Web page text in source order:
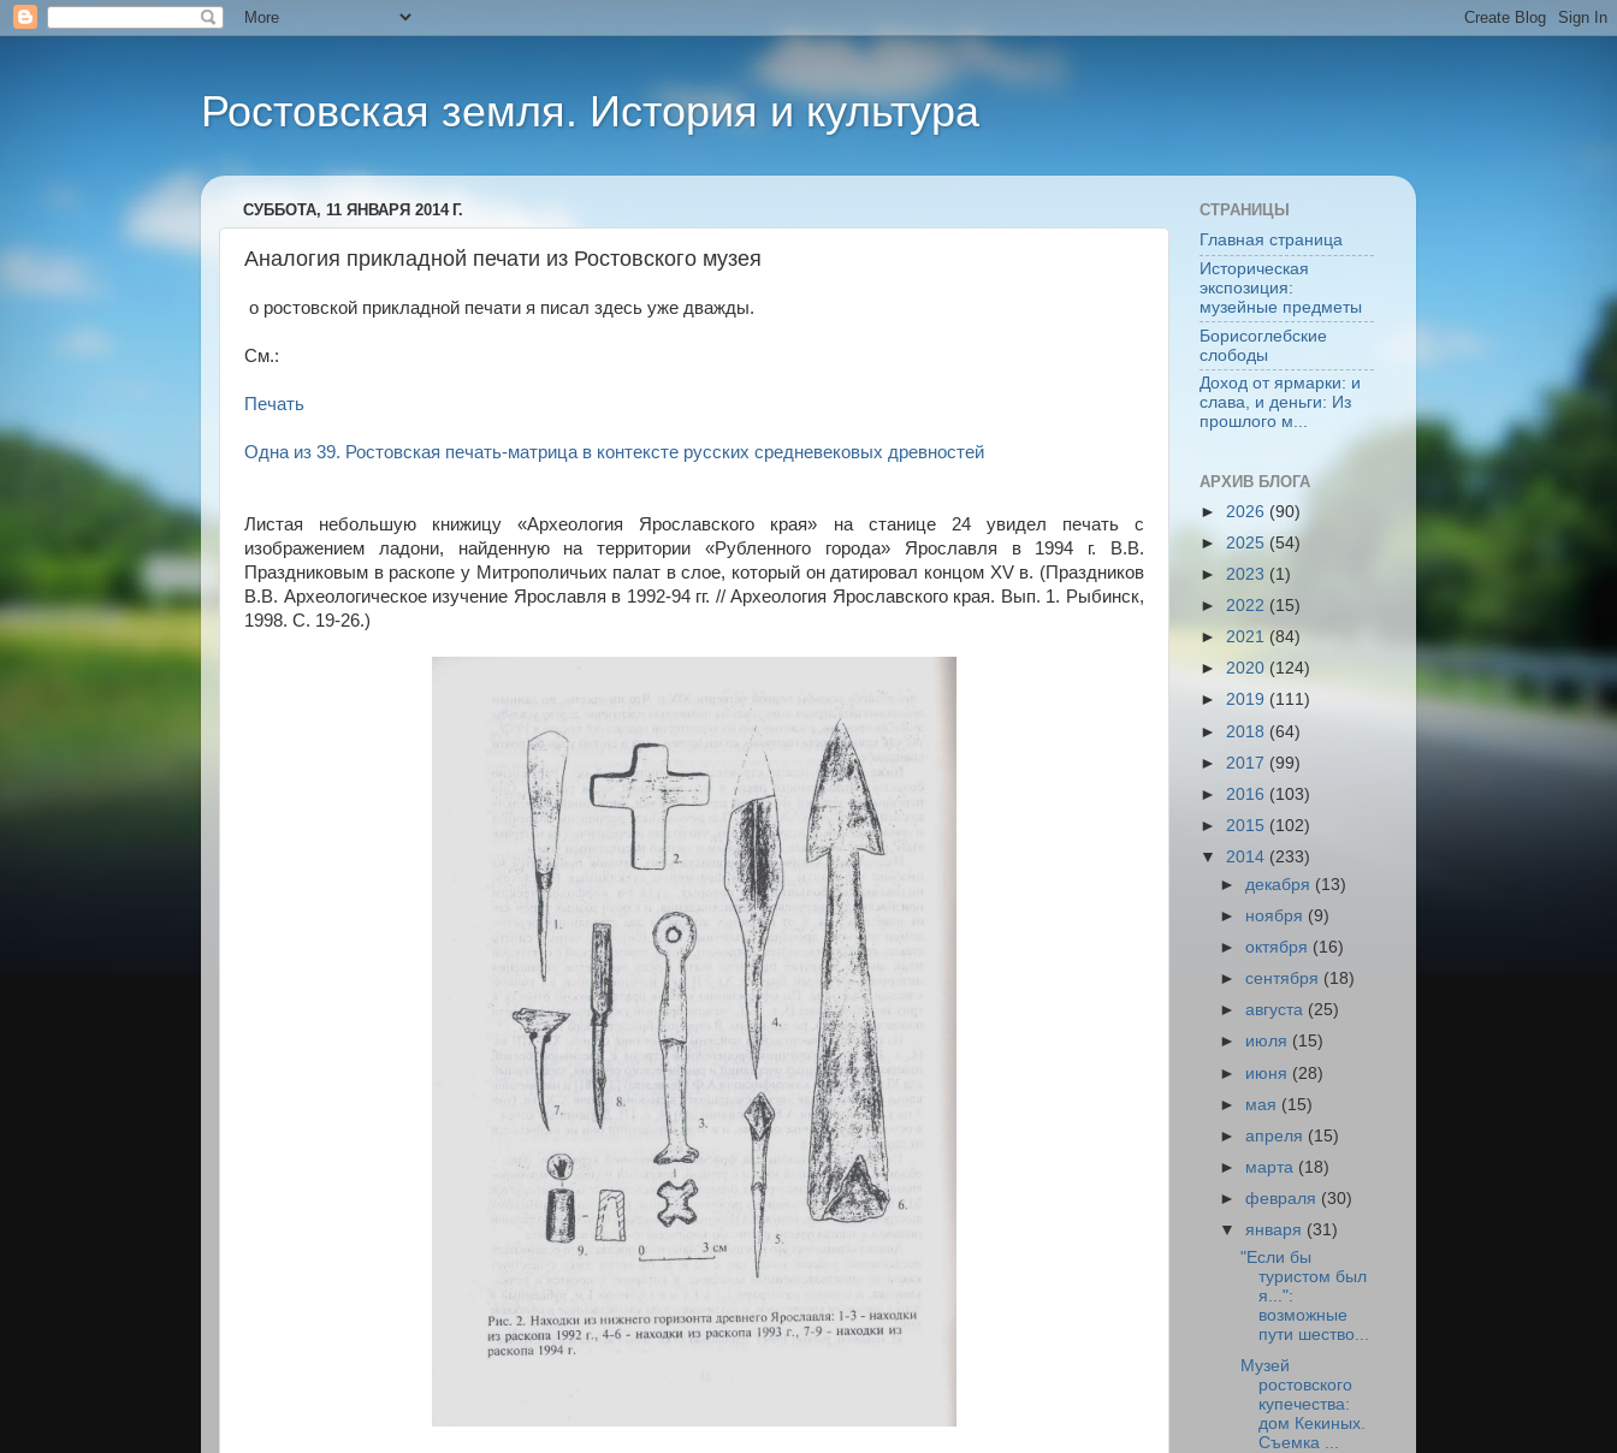
Ростовская земля. История и культура
СУББОТА, 11 ЯНВАРЯ 2014 Г.
Аналогия прикладной печати из Ростовского музея
о ростовской прикладной печати я писал здесь уже дважды.
См.:
Печать
Одна из 39. Ростовская печать-матрица в контексте русских средневековых древностей
Листая небольшую книжицу «Археология Ярославского края» на станице 24 увидел печать с
изображением ладони, найденную на территории «Рубленного города» Ярославля в 1994 г. В.В.
Праздниковым в раскопе у Митрополичьих палат в слое, который он датировал концом XV в. (Праздников
В.В. Археологическое изучение Ярославля в 1992-94 гг. // Археология Ярославского края. Вып. 1. Рыбинск,
1998. С. 19-26.)
СТРАНИЦЫ
Главная страница
Историческая
экспозиция:
музейные предметы
Борисоглебские
слободы
Доход от ярмарки: и
слава, и деньги: Из
прошлого м...
АРХИВ БЛОГА
► 2026 (90)
► 2025 (54)
► 2023 (1)
► 2022 (15)
► 2021 (84)
► 2020 (124)
► 2019 (111)
► 2018 (64)
► 2017 (99)
► 2016 (103)
► 2015 (102)
▼ 2014 (233)
► декабря (13)
► ноября (9)
►октября (16)
►сентября (18)
►августа (25)
► июля (15)
► июня (28)
► мая (15)
►апреля (15)
► марта (18)
►февраля (30)
▼января (31)
"Если бы
туристом был
я...":
возможные
пути шество...
Музей
ростовского
купечества:
дом Кекиных.
Съемка ...